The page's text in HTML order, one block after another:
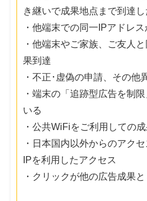
き継いで成果地点まで到達し
・他端末での同一IPアドレ
・他端末やご家族、ご友人
果到達
・不正･虚偽の申請、その他
・端末の「追跡型広告を制
いる
・公共WiFiをご利用しての
・日本国内以外からのアク
IPを利用したアクセス
・クリックが他の広告成果